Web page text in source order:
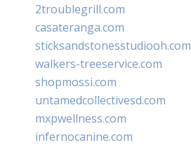
2troublegrill.com
casateranga.com
sticksandstonesstudiooh.com
walkers-treeservice.com
shopmossi.com
untamedcollectivesd.com
mxpwellness.com
infernocanine.com